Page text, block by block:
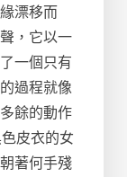
漂移而
，它以一
一個只有
過程就像
餘的動作
皮衣的女
著何手殘